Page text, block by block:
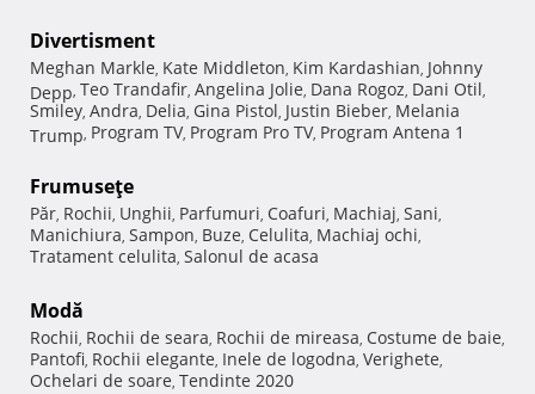
Divertisment
Meghan Markle, Kate Middleton, Kim Kardashian, Johnny
Depp, Teo Trandafir, Angelina Jolie, Dana Rogoz, Dani Otil,
Smiley, Andra, Delia, Gina Pistol, Justin Bieber, Melania
Trump, Program TV, Program Pro TV, Program Antena 1
Frumuseţe
Păr, Rochii, Unghii, Parfumuri, Coafuri, Machiaj, Sani,
Manichiura, Sampon, Buze, Celulita, Machiaj ochi,
Tratament celulita, Salonul de acasa
Modă
Rochii, Rochii de seara, Rochii de mireasa, Costume de baie,
Pantofi, Rochii elegante, Inele de logodna, Verighete,
Ochelari de soare, Tendinte 2020